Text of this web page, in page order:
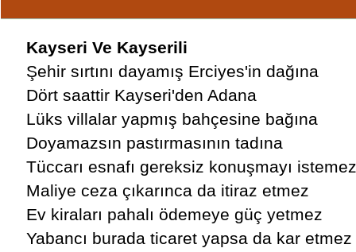
Kayseri Ve Kayserili
Şehir sırtını dayamış Erciyes'in dağına
Dört saattir Kayseri'den Adana
Lüks villalar yapmış bahçesine bağına
Doyamazsın pastırmasının tadına
Tüccarı esnafı gereksiz konuşmayı istemez
Maliye ceza çıkarınca da itiraz etmez
Ev kiraları pahalı ödemeye güç yetmez
Yabancı burada ticaret yapsa da kar etmez